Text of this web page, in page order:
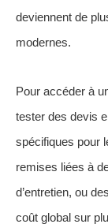
deviennent de
modernes.
Pour accéder à
tester des devis
spécifiques pour
remises liées à
d’entretien, ou
coût global sur